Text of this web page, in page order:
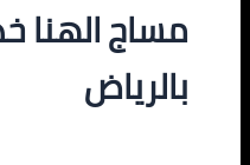
بالرياض